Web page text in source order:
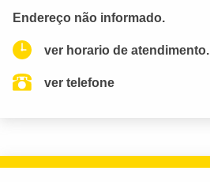
Endereço não informado.
ver horario de atendimento.
ver telefone